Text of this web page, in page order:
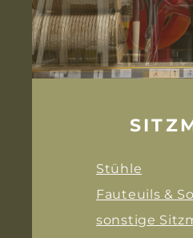
Stühle
Fauteuils &
sonstige